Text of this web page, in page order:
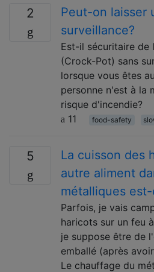
2
Peut-on laisser
surveillance?
Est-il sécuritaire de
(Crock-Pot) sans
lorsque vous êtes
personne n'est à la
risque d'incendie?
11
food-safety
5
La cuisson des
autre aliment
métalliques
Parfois, je vais
haricots sur un feu
je suppose être de
emballé (après
Le chauffage du